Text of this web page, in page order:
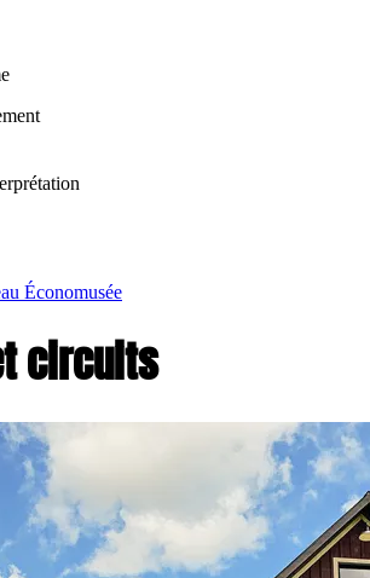
Économusée
circuits